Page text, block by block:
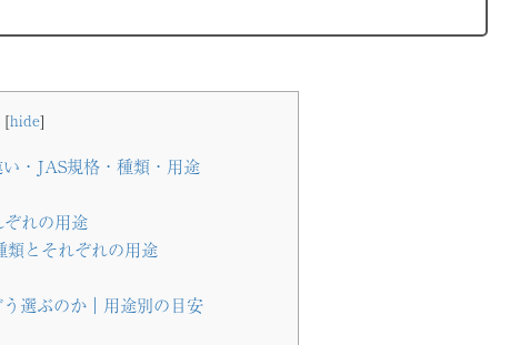
[hide]
・JAS規格・種類・用途
れの用途
類とそれぞれの用途
選ぶのか｜用途別の目安